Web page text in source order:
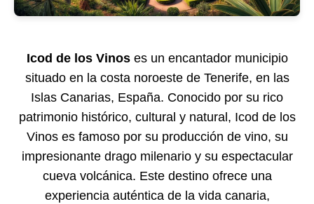
Icod de los Vinoses un encantador municipio
situado en la costa noroeste de Tenerife, en las
Islas Canarias, España. Conocido por su rico
patrimonio histórico, cultural y natural, Icod de los
Vinos es famoso por su producción de vino, su
impresionante drago milenario y su espectacular
cueva volcánica. Este destino ofrece una
experiencia auténtica de la vida canaria,